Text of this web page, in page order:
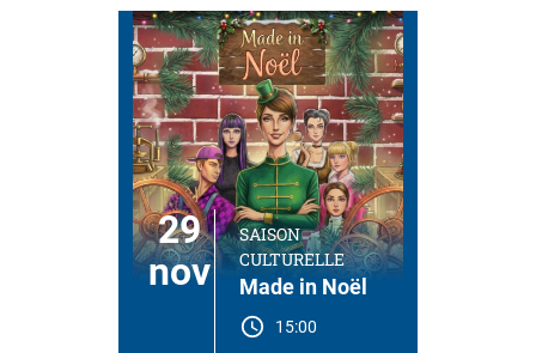
29
nov
SAISON
CULTURELLE
Made in Noël
15:00